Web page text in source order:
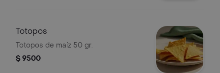
Totopos
Totopos de maíz 50 gr.
$ 9500